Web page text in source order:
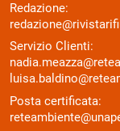
Redazione:
Servizio Clienti:
Posta certificata: